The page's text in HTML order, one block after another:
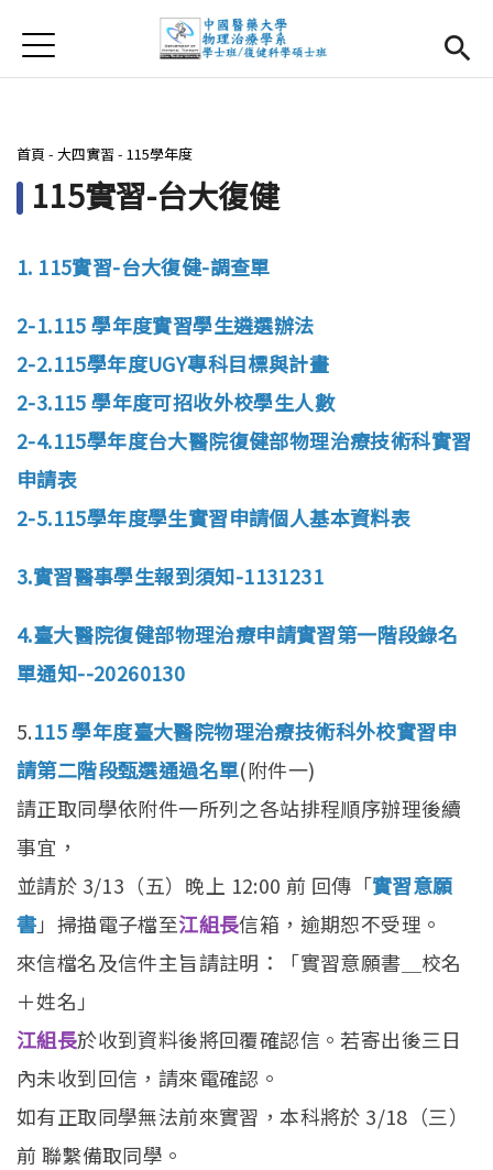
首頁
首頁
系所簡介
大四實習
相關辦法
活動集錦
招生訊息(link is external)
檔案下載
English
Jump to Navigation
Jump to Main content
您在這裡
首頁 - 大四實習 - 115學年度
115實習-台大復健
1. 115實習-台大復健-調查單
2-1.115 學年度實習學生遴選辦法
2-2.115學年度UGY專科目標與計畫
2-3.115 學年度可招收外校學生人數
2-4.115學年度台大醫院復健部物理治療技術科實習
申請表
2-5.115學年度學生實習申請個人基本資料表
3.實習醫事學生報到須知-1131231
4.臺大醫院復健部物理治療申請實習第一階段錄名
單通知--20260130
5.115 學年度臺大醫院物理治療技術科外校實習申
請第二階段甄選通過名單(附件一)
請正取同學依附件一所列之各站排程順序辦理後續
事宜，
並請於 3/13（五）晚上 12:00 前 回傳「實習意願
書」掃描電子檔至江組長信箱，逾期恕不受理。
來信檔名及信件主旨請註明：「實習意願書＿校名
＋姓名」
江組長於收到資料後將回覆確認信。若寄出後三日
內未收到回信，請來電確認。
如有正取同學無法前來實習，本科將於 3/18（三）
前 聯繫備取同學。